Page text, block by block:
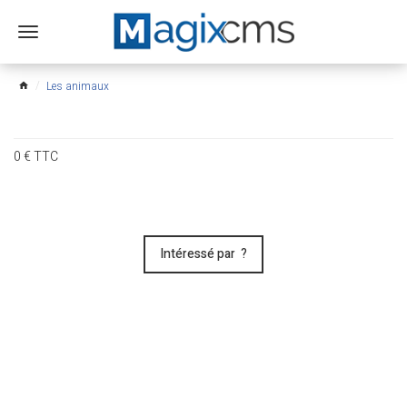
Ouvrir
menu
home Les animaux
0€TTC
Intéressé par ?